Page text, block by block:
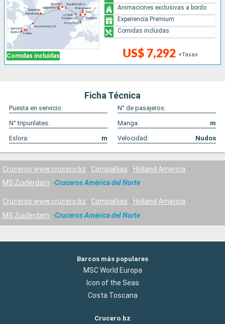
Comidas incluidas US$ 7,292 +Tasas
Animaciones exclusivas a bordo
Experiencia Premium
Comidas incluidas
Ficha Técnica
Puesta en servicio:
N° de pasajeros:
N° tripunlates:
Manga:
m
Eslora:
m Velocidad: Nudos
Cruceros www.crucero.bz Compañías
Holland America
MS Zuiderdam
Cruceros América del Norte
Cruceros www.crucero.bz Compañías
Holland America
MS Zuiderdam
Cruceros América del Norte
Barcos más populares
MSC World Europa
Icon of the Seas
Costa Toscana
Crucero.bz